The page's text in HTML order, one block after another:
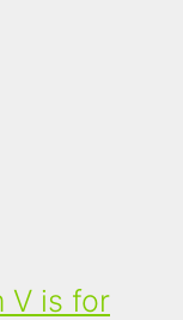
V is for